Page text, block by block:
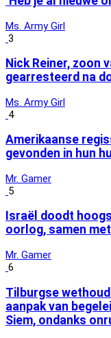
Ms. Army Girl
3
Nick Reiner, zoon
gearresteerd na
Ms. Army Girl
4
Amerikaanse
gevonden in hun
Mr. Gamer
5
Israël doodt
oorlog, samen
Mr. Gamer
6
Tilburgse
aanpak van
Siem, ondanks